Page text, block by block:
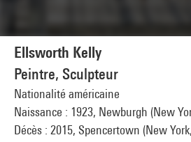
Ellsworth Kelly
Peintre, Sculpteur
Nationalité américaine
Naissance : 1923, Newburgh (New
Décès : 2015, Spencertown (New